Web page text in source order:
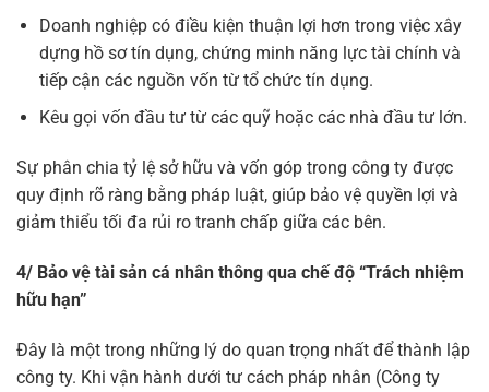
Doanh nghiệp có điều kiện thuận lợi hơn trong việc xây
dựng hồ sơ tín dụng, chứng minh năng lực tài chính và
tiếp cận các nguồn vốn từ tổ chức tín dụng.
Kêu gọi vốn đầu tư từ các quỹ hoặc các nhà đầu tư lớn.
Sự phân chia tỷ lệ sở hữu và vốn góp trong công ty được
quy định rõ ràng bằng pháp luật, giúp bảo vệ quyền lợi và
giảm thiểu tối đa rủi ro tranh chấp giữa các bên.
4/ Bảo vệ tài sản cá nhân thông qua chế độ “Trách nhiệm
hữu hạn”
Đây là một trong những lý do quan trọng nhất để thành lập
công ty. Khi vận hành dưới tư cách pháp nhân (Công ty